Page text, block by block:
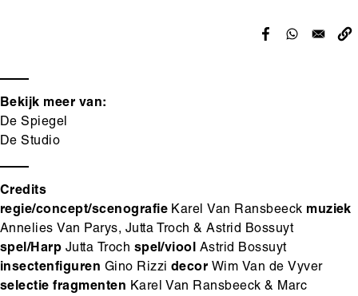
Bekijk meer van:
De Spiegel
De Studio
Credits
regie/concept/scenografie Karel Van Ransbeeck muziek
Annelies Van Parys, Jutta Troch & Astrid Bossuyt
spel/Harp Jutta Troch spel/viool Astrid Bossuyt
insectenfiguren Gino Rizzi decor Wim Van de Vyver
selectie fragmenten Karel Van Ransbeeck & Marc